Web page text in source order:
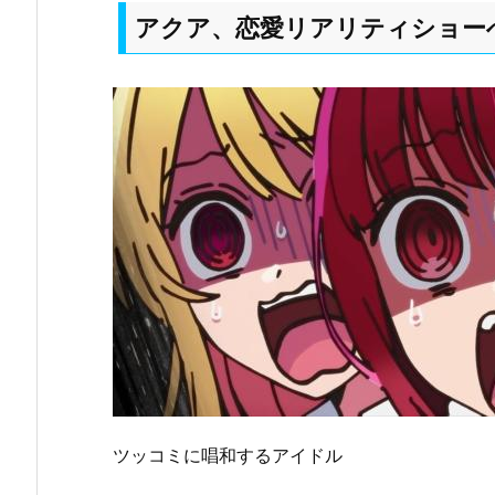
アクア、恋愛リアリティショー
ツッコミに唱和するアイドル